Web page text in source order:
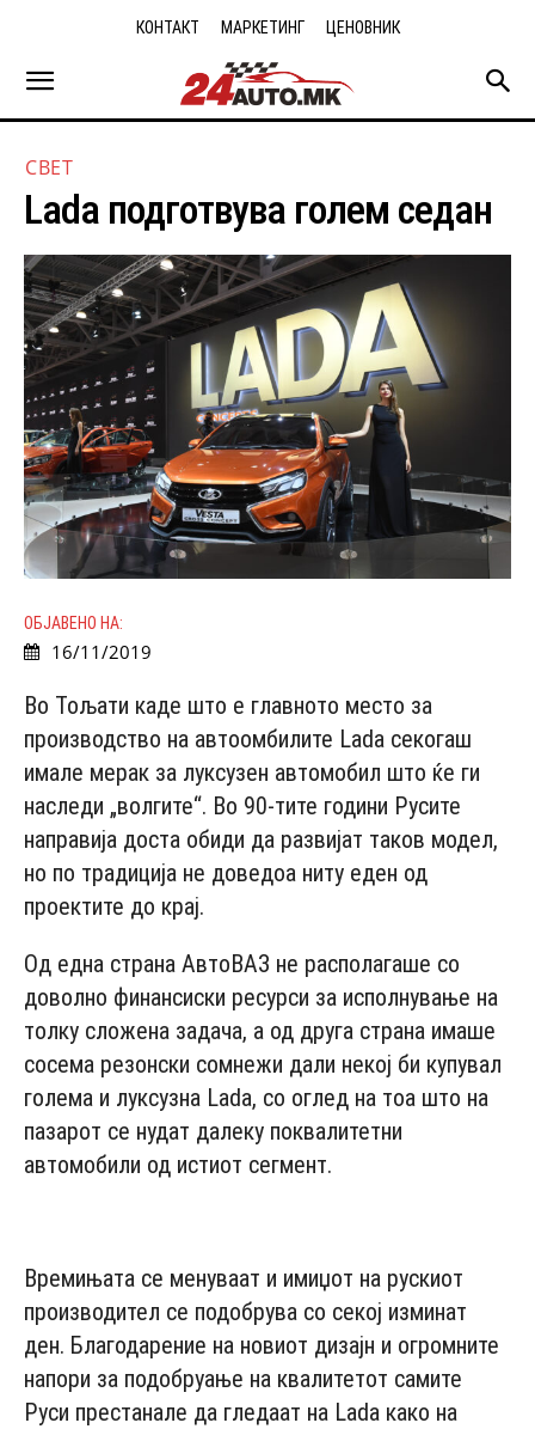
КОНТАКТ МАРКЕТИНГ ЦЕНОВНИК
СВЕТ
Lada подготвува голем седан
ОБЈАВЕНО НА:
16/11/2019
Во Тољати каде што е главното место за
производство на автоомбилите Lada секогаш
имале мерак за луксузен автомобил што ќе ги
наследи „волгите“. Во 90-тите години Русите
направија доста обиди да развијат таков модел,
но по традиција не доведоа ниту еден од
проектите до крај.
Од една страна АвтоВАЗ не располагаше со
доволно финансиски ресурси за исполнување на
толку сложена задача, а од друга страна имаше
сосема резонски сомнежи дали некој би купувал
голема и луксузна Lada, со оглед на тоа што на
пазарот се нудат далеку поквалитетни
автомобили од истиот сегмент.
Времињата се менуваат и имиџот на рускиот
производител се подобрува со секој изминат
ден. Благодарение на новиот дизајн и огромните
напори за подобруање на квалитетот самите
Руси престанале да гледаат на Lada како на